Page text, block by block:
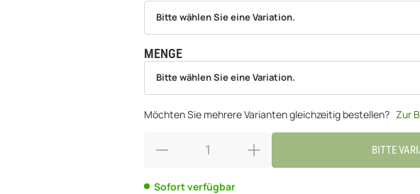
wählen
Bitte wählen Sie eine Variation.
MENGE
wählen
Bitte wählen Sie eine Variation.
Möchten Sie mehrere Varianten gleichzeitig bestellen? Zur
BITTE
Sofort verfügbar